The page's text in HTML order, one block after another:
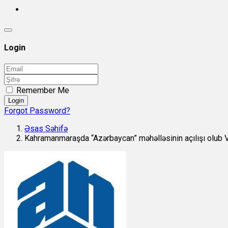
Login
Remember Me
Login
Forgot Password?
Əsas Səhifə
Kahramanmaraşda “Azərbaycan” məhəlləsinin açılışı olub